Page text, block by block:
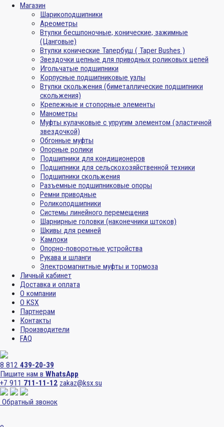
Магазин
Шарикоподшипники
Ареометры
Втулки бесшпоночные, конические, зажимные
(Цанговые)
Втулки конические Тапербуш ( Taper Bushes )
Звездочки цепные для приводных роликовых цепей
Игольчатые подшипники
Корпусные подшипниковые узлы
Втулки скольжения (биметаллические подшипники
скольжения)
Крепежные и стопорные элементы
Манометры
Муфты кулачковые с упругим элементом (эластичной
звездочкой)
Обгонные муфты
Опорные ролики
Подшипники для кондиционеров
Подшипники для сельскохозяйственной техники
Подшипники скольжения
Разъемные подшипниковые опоры
Ремни приводные
Роликоподшипники
Системы линейного перемещения
Шарнирные головки (наконечники штоков)
Шкивы для ремней
Камлоки
Опорно-поворотные устройства
Рукава и шланги
Электромагнитные муфты и тормоза
Личный кабинет
Доставка и оплата
О компании
О KSX
Партнерам
Контакты
Производители
FAQ
8 812 439-20-39
Пишите нам в WhatsApp
+7 911 711-11-12 zakaz@ksx.su
Обратный звонок